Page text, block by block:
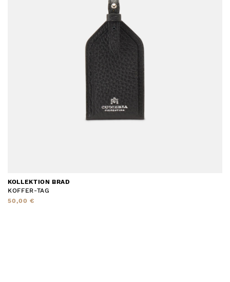
KOLLEKTION BRAD
KOFFER-TAG
50,00 €